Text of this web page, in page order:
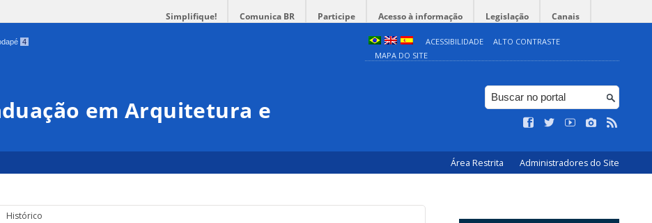
Simplifique! Comunica BR Participe Acesso à informação Legislação Canais
4 ACESSIBILIDADE
ALTO CONTRASTE
MAPA DO SITE
em Arquitetura e
Área Restrita Administradores do Site
Histórico